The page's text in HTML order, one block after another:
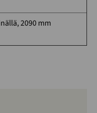
2090 mm